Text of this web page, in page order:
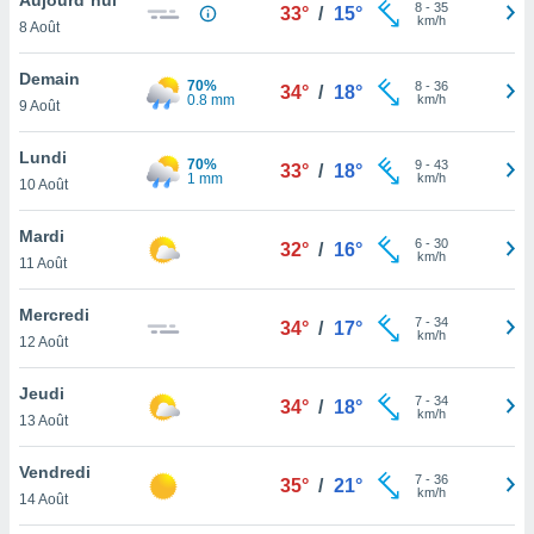
et
»,
au
vous
qu'ils
ou
le
ainsi
un
la
du
8 Août
33° / 15° 8- 35
km/h
Demain
9 Août
70%
0.8 mm
34° / 18° 8- 36
km/h
Lundi
10 Août
70%
1 mm
33° / 18° 9- 43
km/h
Mardi
11 Août
32° / 16° 6- 30
km/h
Mercredi
12 Août
34° / 17° 7- 34
km/h
Jeudi
13 Août
34° / 18° 7- 34
km/h
Vendredi
14 Août
35° / 21° 7- 36
km/h